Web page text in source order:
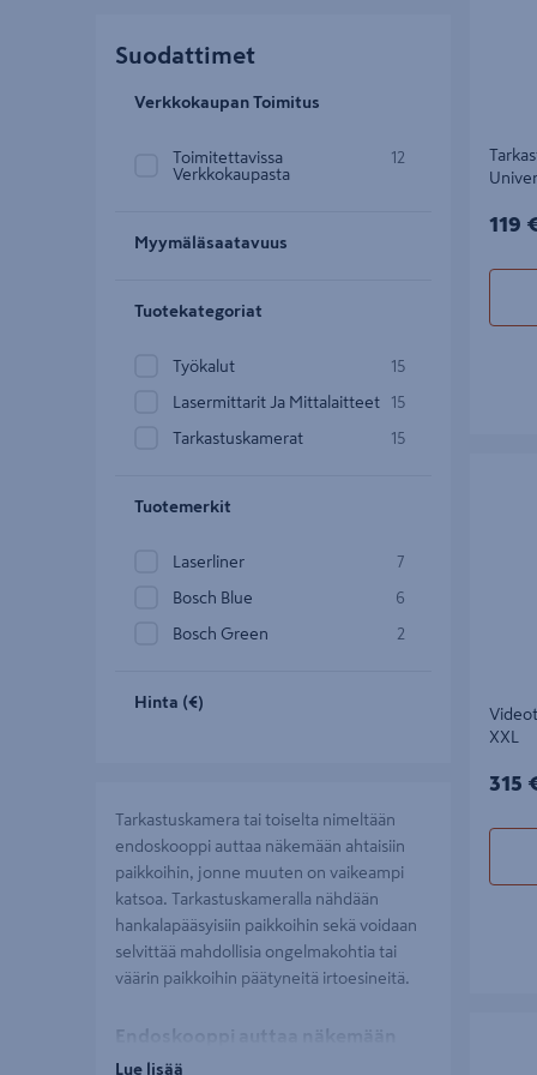
Suodattimet
Verkkokaupan Toimitus
Toimitettavissa
Verkkokaupasta
12
Myymäläsaatavuus
Tuotekategoriat
Työkalut 15
Lasermittarit Ja Mittalaitteet 15
Tarkastuskamerat 15
Tuotemerkit
Laserliner 7
Bosch Blue 6
Bosch Green 2
Hinta (€)
Tarkastuskamera tai toiselta nimeltään
endoskooppi auttaa näkemään ahtaisiin
paikkoihin, jonne muuten on vaikeampi
katsoa. Tarkastuskameralla nähdään
hankalapääsyisiin paikkoihin sekä voidaan
selvittää mahdollisia ongelmakohtia tai
väärin paikkoihin päätyneitä irtoesineitä.
Endoskooppi auttaa näkemään
vaikeapääsyisiin kohteisiin
Lue lisää
119 €
XXL
315